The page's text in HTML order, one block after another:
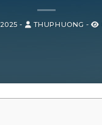
- THUPHUONG -